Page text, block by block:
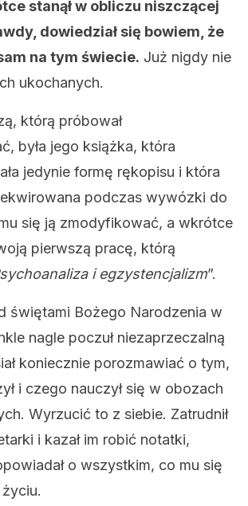
stanął w obliczu niszczącej
dowiedział się bowiem, że
na tym świecie. Już nigdy nie
ukochanych.
którą próbował
była jego książka, która
jedynie formę rękopisu i która
podczas wywózki do
się ją zmodyfikować, a wkrótce
pierwszą pracę, którą
i egzystencjalizm”.
świętami Bożego Narodzenia w
nagle poczuł niezaprzeczalną
koniecznie porozmawiać o tym,
i czego nauczył się w obozach
Wyrzucić to z siebie. Zatrudnił
i kazał im robić notatki,
o wszystkim, co mu się